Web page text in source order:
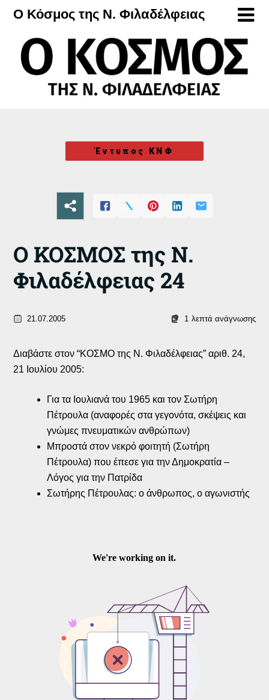
Μετάβαση
περιεχόμενο
Ο Κόσμος της Ν. Φιλαδέλφειας
Έντυπος ΚΝΦ
Ο ΚΟΣΜΟΣ της Ν.
Φιλαδέλφειας 24
21.07.2005 1 λεπτά ανάγνωσης
Διαβάστε στον “ΚΟΣΜΟ της Ν. Φιλαδέλφειας” αριθ. 24,
21 Ιουλίου 2005:
Για τα Ιουλιανά του 1965 και τον Σωτήρη
Πέτρουλα (αναφορές στα γεγονότα, σκέψεις και
γνώμες πνευματικών ανθρώπων)
Μπροστά στον νεκρό φοιτητή (Σωτήρη
Πέτρουλα) που έπεσε για την Δημοκρατία –
Λόγος για την Πατρίδα
Σωτήρης Πέτρουλας: ο άνθρωπος, ο αγωνιστής